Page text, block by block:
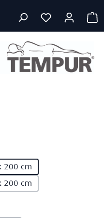
200 cm
200 cm